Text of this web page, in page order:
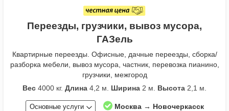
Переезды, грузчики, вывоз мусора,
ГАЗель
Квартирные переезды. Офисные, дачные переезды, сборка/
разборка мебели, вывоз мусора, частник, перевозка пианино,
грузчики, межгород
Вес 4000 кг. Длина 4,2 м. Ширина 2 м. Высота 2,1 м.
Основные услуги Москва → Новочеркасск